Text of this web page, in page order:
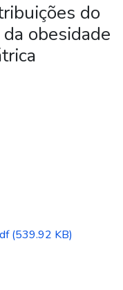
do
obesidade
(539.92 KB)